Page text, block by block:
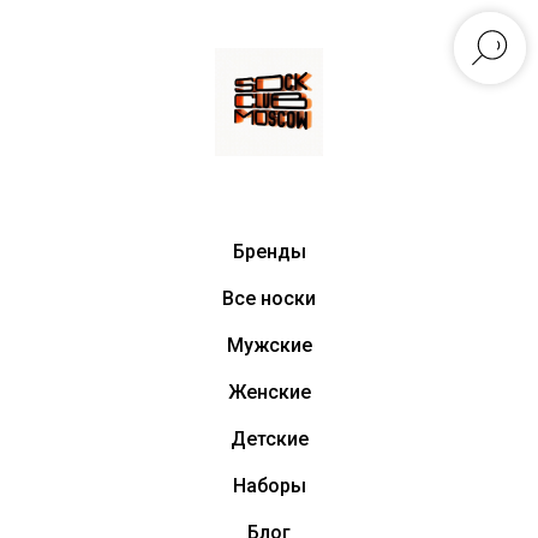
Бренды
Все носки
Мужские
Женские
Детские
Наборы
Блог